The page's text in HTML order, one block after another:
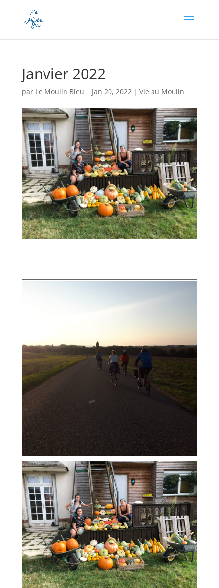
Janvier 2022
par Le Moulin Bleu | Jan 20, 2022| Vie au Moulin
Appel à dons en cours, soutenez-nous en cliquant